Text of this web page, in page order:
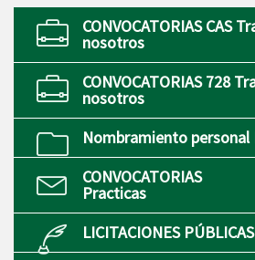
CONVOCATORIAS CAS
nosotros
CONVOCATORIAS 728
nosotros
Nombramiento personal
CONVOCATORIAS
Practicas
LICITACIONES